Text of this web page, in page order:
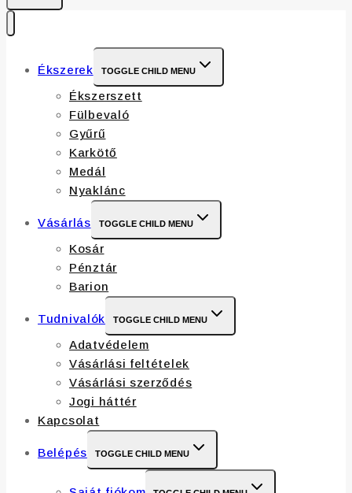
Ékszerek TOGGLE CHILD MENU
Ékszerszett
Fülbevaló
Gyűrű
Karkötő
Medál
Nyaklánc
Vásárlás TOGGLE CHILD MENU
Kosár
Pénztár
Barion
Tudnivalók TOGGLE CHILD MENU
Adatvédelem
Vásárlási feltételek
Vásárlási szerződés
Jogi háttér
Kapcsolat
Belépés TOGGLE CHILD MENU